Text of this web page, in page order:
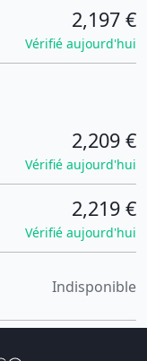
2,197 €
Vérifié aujourd'hui
2,209 €
Vérifié aujourd'hui
2,219 €
Vérifié aujourd'hui
Indisponible